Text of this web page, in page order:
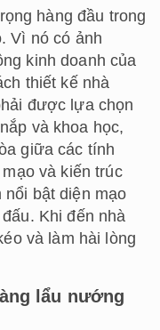
hàng đầu trong
Vì nó có ảnh
kinh doanh của
thiết kế nhà
được lựa chọn
và khoa học,
giữa các tính
và kiến trúc
nổi bật diện mạo
Khi đến nhà
và làm hài lòng
lẩu nướng